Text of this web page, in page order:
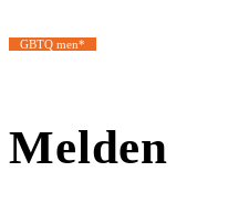
GBTQ men*
Melden